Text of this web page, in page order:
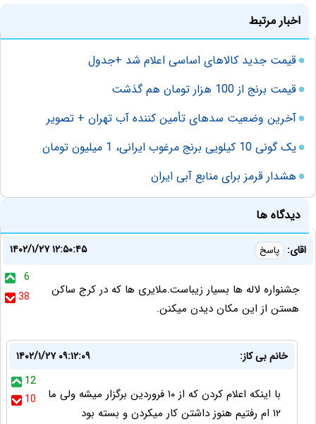
اخبار مرتبط
قیمت جدید کالاهای اساسی اعلام شد +جدول
قیمت برنج از 100 هزار تومان هم گذشت
آخرین وضعیت سد‌های تأمین کننده آب تهران + تصویر
یک گونی 10 کیلویی برنج مرغوب ایرانی، 1 میلیون تومان
هشدار قرمز برای منابع آبی ایران
دیدگاه ها
اقای: پاسخ
۱۴۰۲/۱/۲۷ ۱۲:۵۰:۴۵
6
38
جشنواره لاله ها بسیار زیباست.ملایری ها که در کرج ساکن
هستن از این مکان دیدن میکنن.
خانم بی کاز:
۱۴۰۲/۱/۲۷ ۰۹:۱۲:۰۹
12
10
با اینکه اعلام کردن که از ۱۰ فروردین برگزار میشه ولی ما
۱۲ ام رفتیم هنوز داشتن کار میکردن و بسته بود